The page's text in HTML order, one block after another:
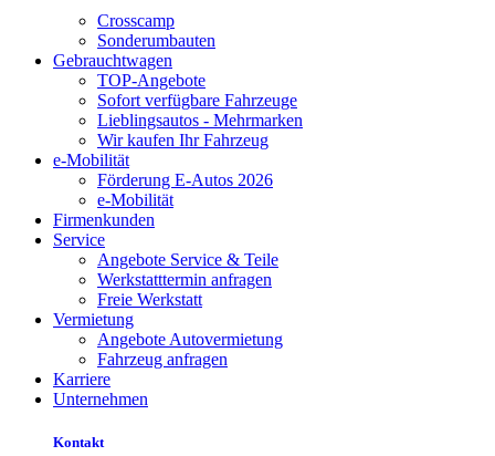
Crosscamp
Sonderumbauten
Gebrauchtwagen
TOP-Angebote
Sofort verfügbare Fahrzeuge
Lieblingsautos - Mehrmarken
Wir kaufen Ihr Fahrzeug
e-Mobilität
Förderung E-Autos 2026
e-Mobilität
Firmenkunden
Service
Angebote Service & Teile
Werkstatttermin anfragen
Freie Werkstatt
Vermietung
Angebote Autovermietung
Fahrzeug anfragen
Karriere
Unternehmen
Kontakt